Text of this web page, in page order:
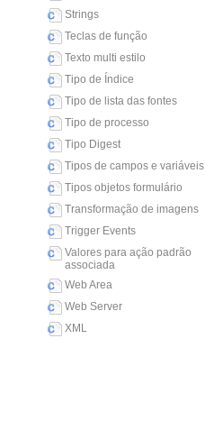
Strings
Teclas de função
Texto multi estilo
Tipo de Índice
Tipo de lista das fontes
Tipo de processo
Tipo Digest
Tipos de campos e variáveis
Tipos objetos formulário
Transformação de imagens
Trigger Events
Valores para ação padrão
associada
Web Area
Web Server
XML